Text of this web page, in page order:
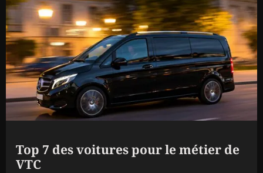
Top 7 des voitures pour le métier de
VTC